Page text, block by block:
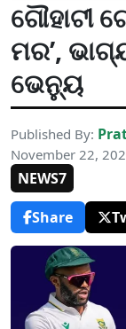
ଗୌହାଟୀ
ମର’,
ଭେନ୍ୟୁ
Published By:
November 22,
NEWS7
Share